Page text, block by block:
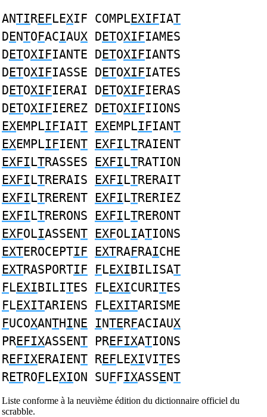
ANTIREFLEXIF COMPLEXIFIAT
DENTOFACIAUX DETOXIFIAMES
DETOXIFIANTE DETOXIFIANTS
DETOXIFIASSE DETOXIFIATES
DETOXIFIERAI DETOXIFIERAS
DETOXIFIEREZ DETOXIFIIONS
EXEMPLIFIAIT EXEMPLIFIANT
EXEMPLIFIENT EXFILTRAIENT
EXFILTRASSES EXFILTRATION
EXFILTRERAIS EXFILTRERAIT
EXFILTRERENT EXFILTRERIEZ
EXFILTRERONS EXFILTRERONT
EXFOLIASSENT EXFOLIATIONS
EXTEROCEPTIF EXTRAFRAICHE
EXTRASPORTIF FLEXIBILISAT
FLEXIBILITES FLEXICURITES
FLEXITARIENS FLEXITARISME
FUCOXANTHINE INTERFACIAUX
PREFIXASSENT PREFIXATIONS
REFIXERAIENT REFLEXIVITES
RETROFLEXION SUFFIXASSENT
Liste conforme à la neuvième édition du dictionnaire officiel du
scrabble.